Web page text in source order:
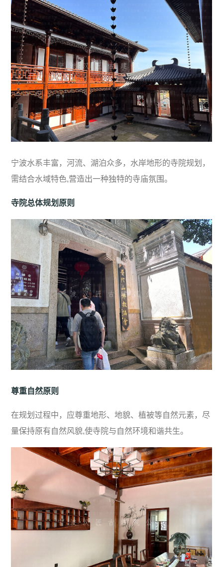
宁波水系丰富，河流、湖泊众多，水岸地形的寺院规划，
需结合水域特色,营造出一种独特的寺庙氛围。
寺院总体规划原则
尊重自然原则
在规划过程中，应尊重地形、地貌、植被等自然元素，尽
量保持原有自然风貌,使寺院与自然环境和谐共生。